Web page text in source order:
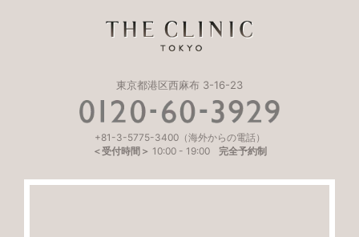
東京都港区西麻布 3-16-23
+81-3-5775-3400（海外からの電話）
＜受付時間＞ 10:00- 19:00 完全予約制